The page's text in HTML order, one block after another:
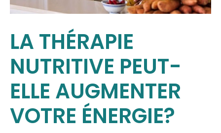
LA THÉRAPIE
NUTRITIVE PEUT-
ELLE AUGMENTER
VOTRE ÉNERGIE?